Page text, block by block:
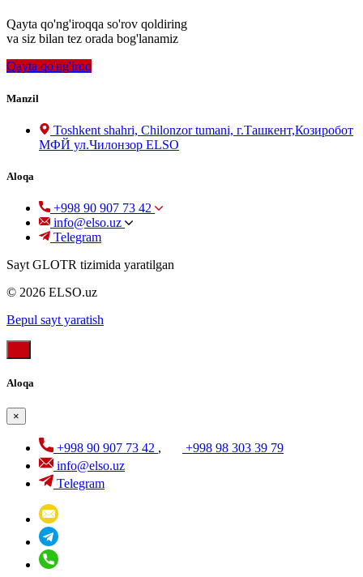
Qayta qo'ng'iroqqa so'rov qoldiring
va siz bilan tez orada bog'lanamiz
Qayta qo'ng'iroq
Manzil
Toshkent shahri, Chilonzor tumani, г.Ташкент,Козиробот
МФЙ ул.Чилонзор ELSO
Aloqa
+998 90 907 73 42
info@elso.uz
Telegram
Sayt GLOTR tizimida yaratilgan
© 2026 ELSO.uz
Bepul sayt yaratish
Aloqa
×
+998 90 907 73 42 ,
+998 98 303 39 79
info@elso.uz
Telegram